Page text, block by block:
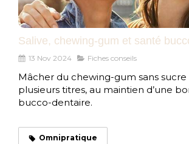
Salive, chewing-gum et santé
13 Nov 2024 Fiches conseils
Mâcher du chewing-gum sans
plusieurs titres, au maintien d’une
bucco-dentaire.
Omnipratique